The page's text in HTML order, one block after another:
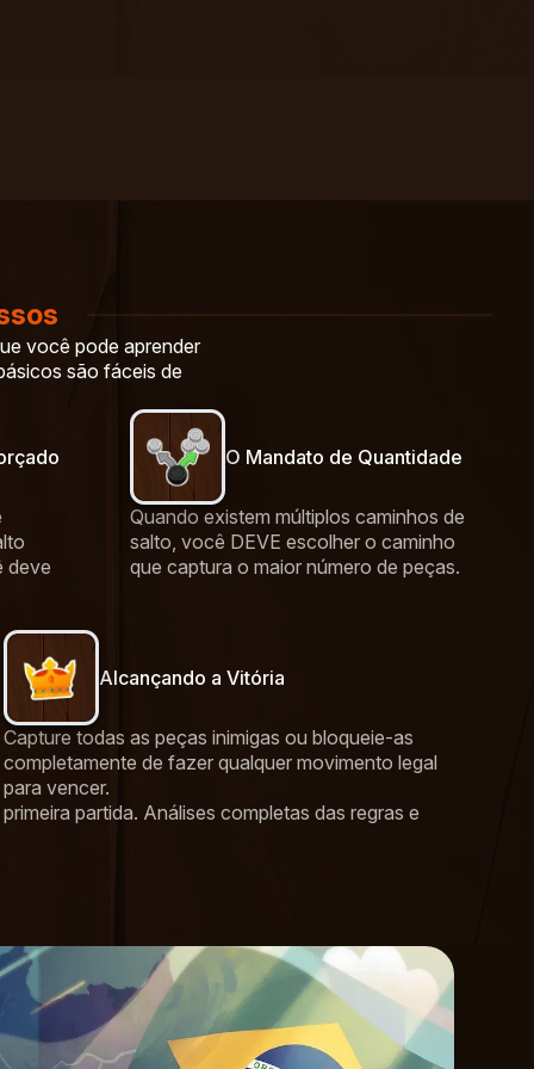
você pode aprender
são fáceis de
deve
O Mandato de Quantidade
Quando existem múltiplos caminhos de
salto, você DEVE escolher o caminho
que captura o maior número de peças.
Alcançando a Vitória
Capture todas as peças inimigas ou bloqueie-as
completamente de fazer qualquer movimento legal
para vencer.
partida. Análises completas das regras e